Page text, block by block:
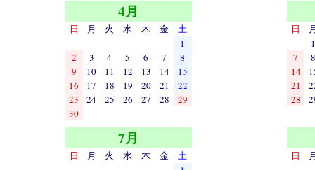
4月
日 月 火 水 木 金
土
1
2
3 4 5 6 7
8
9
10 11 12 13 14
15
16
17 18 19 20 21
22
23
24 25 26 27 28
29
30
日
1
7
8
14
21
28
7月
日 月 火 水 木 金
土
日